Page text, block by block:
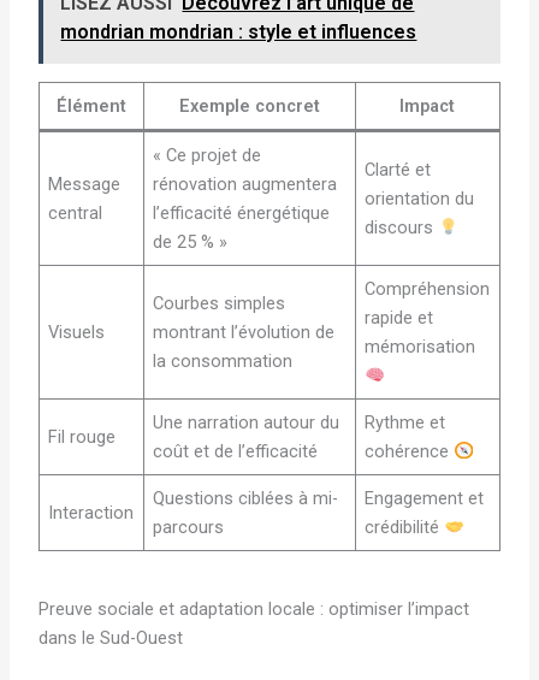
mondrian mondrian : style et influences
Élément Exemple concret Impact
Message
central
« Ce projet de
rénovation augmentera
l’efficacité énergétique
de 25 % »
Clarté et
orientation du
discours
Visuels
Courbes simples
montrant l’évolution de
la consommation
Compréhension
rapide et
mémorisation
Fil rouge
Une narration autour du
coût et de l’efficacité
Rythme et
cohérence
Interaction
Questions ciblées à mi-
parcours
Engagement et
crédibilité
Preuve sociale et adaptation locale : optimiser l’impact
dans le Sud-Ouest